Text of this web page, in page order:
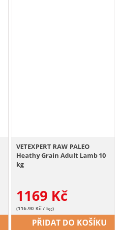
VETEXPERT RAW PALEO
Heathy Grain Adult Lamb 10
kg
1169 Kč
(116.90 Kč / kg)
PŘIDAT DO KOŠÍKU